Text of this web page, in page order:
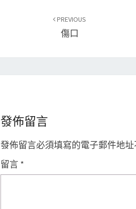
PREVIOUS
傷口
發佈留言
發佈留言必須填寫的電子郵件地
留言 *